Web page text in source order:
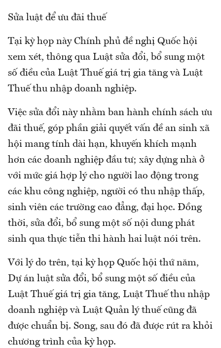
Sửa luật để ưu đãi thuế
Tại kỳ họp này Chính phủ đề nghị Quốc hội
xem xét, thông qua Luật sửa đổi, bổ sung một
số điều của Luật Thuế giá trị gia tăng và Luật
Thuế thu nhập doanh nghiệp.
Việc sửa đổi này nhằm ban hành chính sách ưu
đãi thuế, góp phần giải quyết vấn đề an sinh xã
hội mang tính dài hạn, khuyến khích mạnh
hơn các doanh nghiệp đầu tư; xây dựng nhà ở
với mức giá hợp lý cho người lao động trong
các khu công nghiệp, người có thu nhập thấp,
sinh viên các trường cao đẳng, đại học. Đồng
thời, sửa đổi, bổ sung một số nội dung phát
sinh qua thực tiễn thi hành hai luật nói trên.
Với lý do trên, tại kỳ họp Quốc hội thứ năm,
Dự án luật sửa đổi, bổ sung một số điều của
Luật Thuế giá trị gia tăng, Luật Thuế thu nhập
doanh nghiệp và Luật Quản lý thuế cũng đã
được chuẩn bị. Song, sau đó đã được rút ra khỏi
chương trình của kỳ họp.